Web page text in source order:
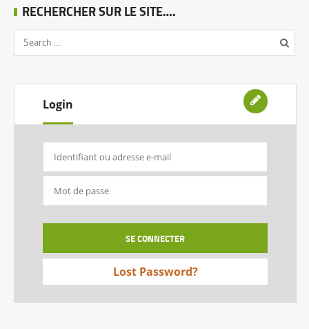
RECHERCHER SUR LE SITE….
Login
Lost Password?